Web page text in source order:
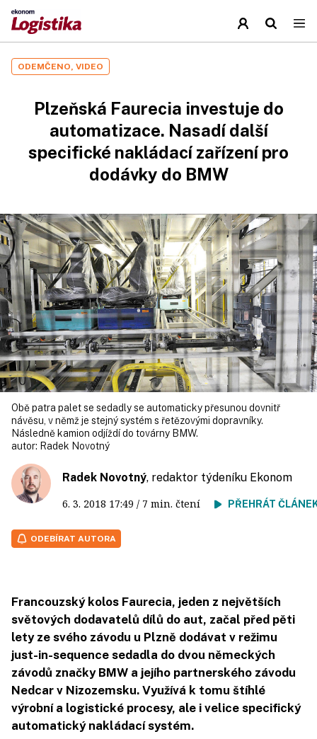
ODEMČENO, VIDEO
Plzeňská Faurecia investuje do
automatizace. Nasadí další
specifické nakládací zařízení pro
dodávky do BMW
Obě patra palet se sedadly se automaticky přesunou dovnitř
návěsu, v němž je stejný systém s řetězovými dopravníky.
Následně kamion odjíždí do továrny BMW.
autor: Radek Novotný
Radek Novotný, redaktor týdeníku Ekonom
6. 3. 2018 17:49 / 7 min. čtení PŘEHRÁT
ODEBÍRAT AUTORA
Francouzský kolos Faurecia, jeden z největších
světových dodavatelů dílů do aut, začal před pěti
lety ze svého závodu u Plzně dodávat v režimu
just-in-sequence sedadla do dvou německých
závodů značky BMW a jejího partnerského závodu
Nedcar v Nizozemsku. Využívá k tomu štíhlé
výrobní a logistické procesy, ale i velice specifický
automatický nakládací systém.